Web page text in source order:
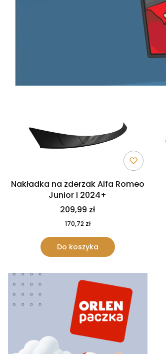
Nakładka na zderzak Alfa Romeo
Junior I 2024+
209,99 zł
170,72 zł
Do koszyka